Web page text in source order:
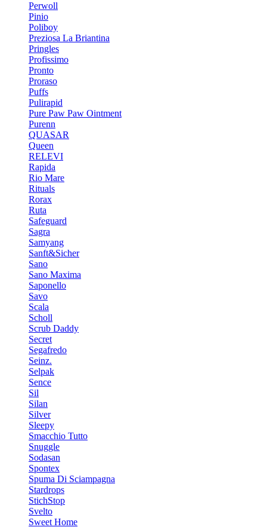
Perwoll
Pinio
Poliboy
Preziosa La Briantina
Pringles
Profissimo
Pronto
Proraso
Puffs
Pulirapid
Pure Paw Paw Ointment
Purenn
QUASAR
Queen
RELEVI
Rapida
Rio Mare
Rituals
Rorax
Ruta
Safeguard
Sagra
Samyang
Sanft&Sicher
Sano
Sano Maxima
Saponello
Savo
Scala
Scholl
Scrub Daddy
Secret
Segafredo
Seinz.
Selpak
Sence
Sil
Silan
Silver
Sleepy
Smacchio Tutto
Snuggle
Sodasan
Spontex
Spuma Di Sciampagna
Stardrops
StichStop
Svelto
Sweet Home